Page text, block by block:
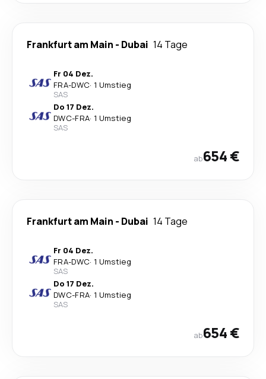
Frankfurt am Main - Dubai 14 Tage
Fr 04 Dez.
FRA-DWC· 1 Umstieg
SAS
Do 17 Dez.
DWC-FRA· 1 Umstieg
SAS
ab654 €
Frankfurt am Main - Dubai 14 Tage
Fr 04 Dez.
FRA-DWC· 1 Umstieg
SAS
Do 17 Dez.
DWC-FRA· 1 Umstieg
SAS
ab654 €